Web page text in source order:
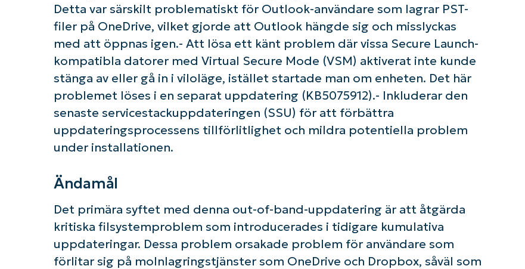
Detta var särskilt problematiskt för Outlook-användare som lagrar PST-
filer på OneDrive, vilket gjorde att Outlook hängde sig och misslyckas
med att öppnas igen.- Att lösa ett känt problem där vissa Secure Launch-
kompatibla datorer med Virtual Secure Mode (VSM) aktiverat inte kunde
stänga av eller gå in i viloläge, istället startade man om enheten. Det här
problemet löses i en separat uppdatering (KB5075912).- Inkluderar den
senaste servicestackuppdateringen (SSU) för att förbättra
uppdateringsprocessens tillförlitlighet och mildra potentiella problem
under installationen.
Ändamål
Det primära syftet med denna out-of-band-uppdatering är att åtgärda
kritiska filsystemproblem som introducerades i tidigare kumulativa
uppdateringar. Dessa problem orsakade problem för användare som
förlitar sig på molnlagringstjänster som OneDrive och Dropbox, såväl som